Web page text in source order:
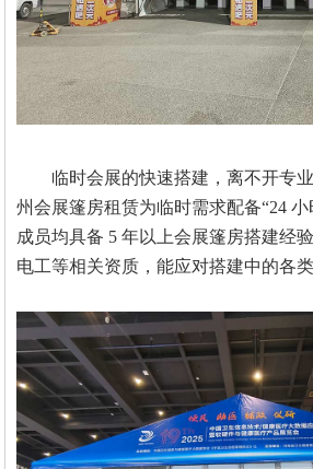
临时会展的快速搭建，离不开专
州会展篷房租赁为临时需求配备“24
成员均具备 5 年以上会展篷房搭建经
电工等相关资质，能应对搭建中的各类